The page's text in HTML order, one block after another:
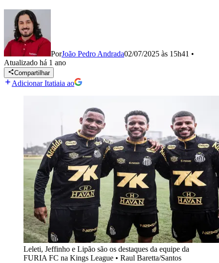
PorJoão Pedro Andrada02/07/2025 às 15h41 •
Atualizado há 1 ano
Compartilhar
Adicionar Itatiaia ao
Leleti, Jeffinho e Lipão são os destaques da equipe da
FURIA FC na Kings League • Raul Baretta/Santos